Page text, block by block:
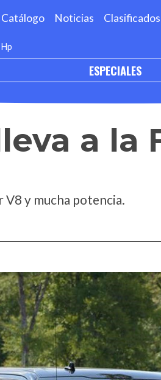
Catálogo Noticias Clasificados
ESPECIALES
a la
y mucha potencia.